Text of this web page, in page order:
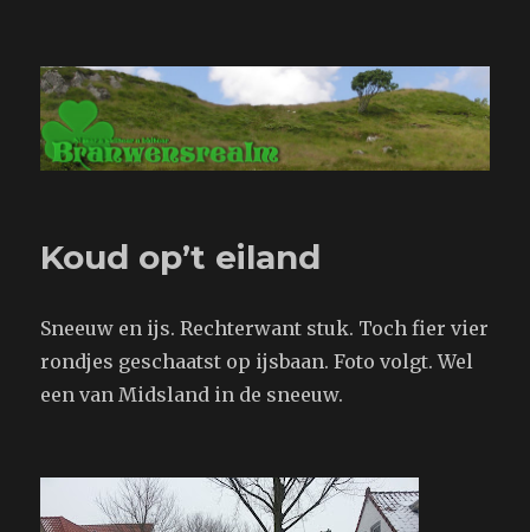
Branwensrealm.com
Koud op’t eiland
Sneeuw en ijs. Rechterwant stuk. Toch fier vier
rondjes geschaatst op ijsbaan. Foto volgt. Wel
een van Midsland in de sneeuw.